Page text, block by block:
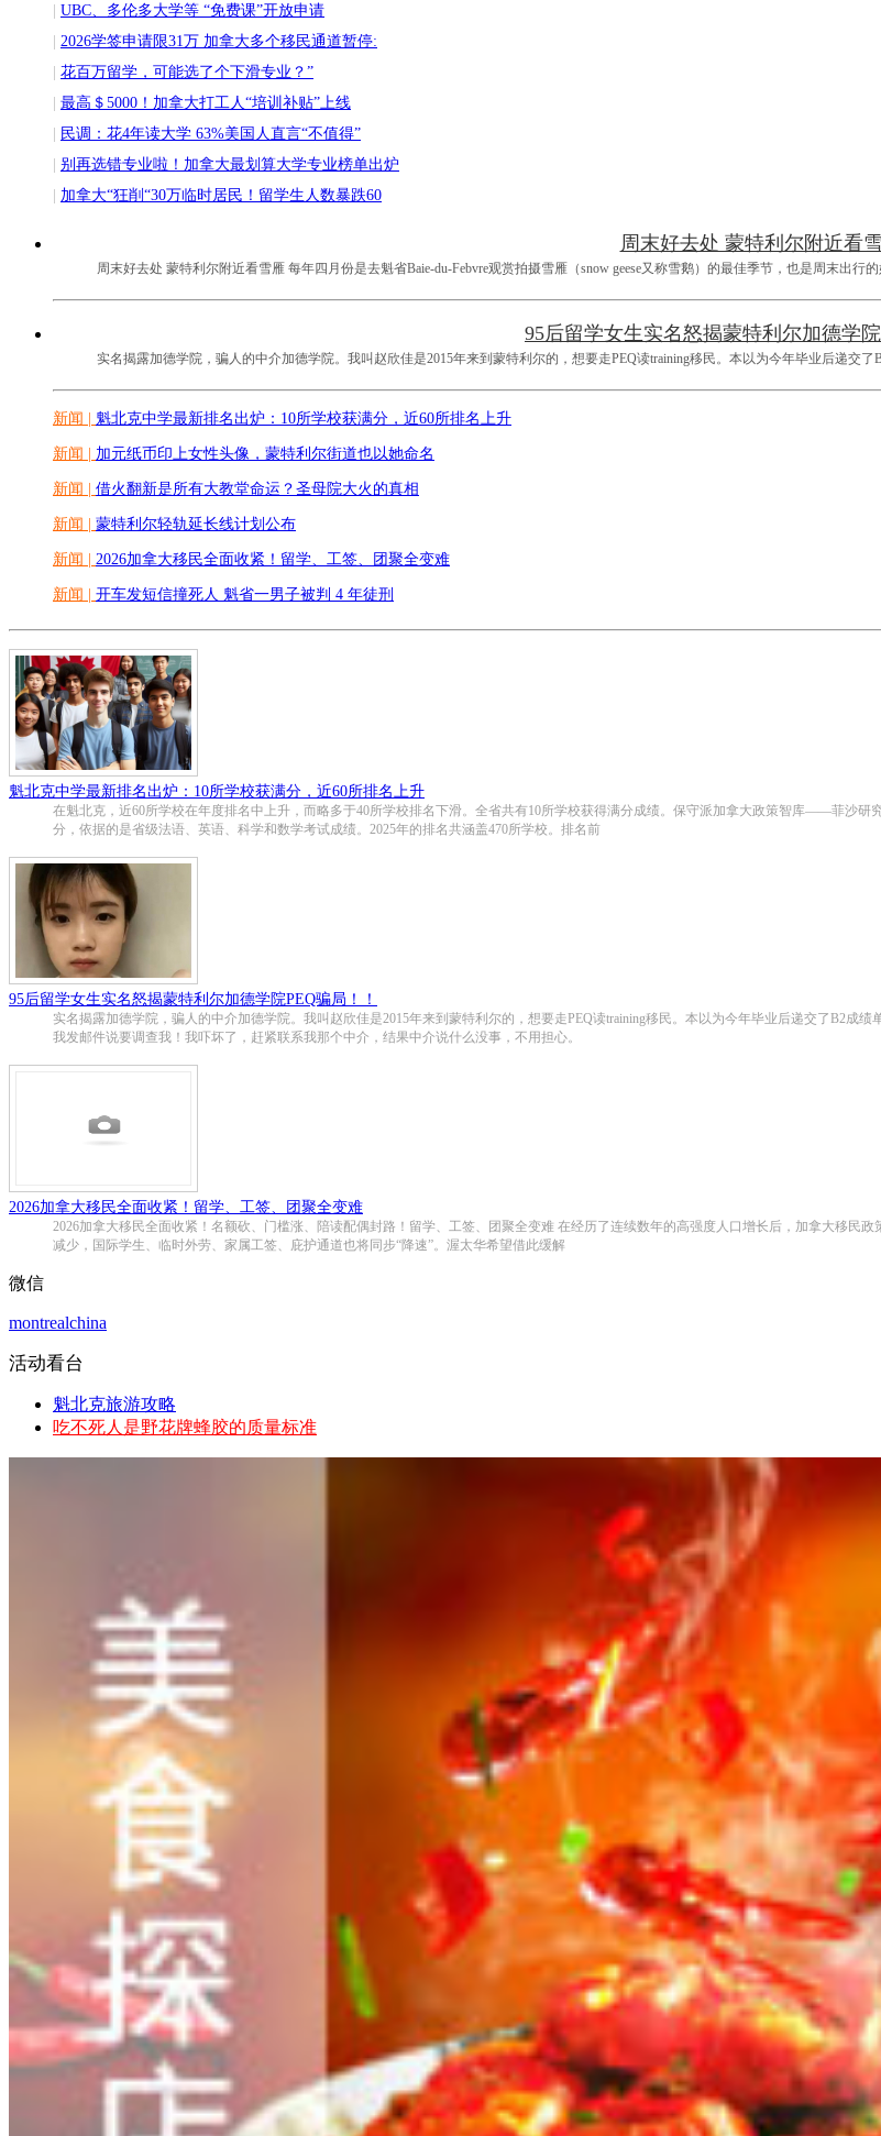
UBC、多伦多大学等 “免费课”开放申请
2026学签申请限31万 加拿大多个移民通道暂停:
花百万留学，可能选了个下滑专业？”
最高＄5000！加拿大打工人“培训补贴”上线
民调：花4年读大学 63%美国人直言“不值得”
别再选错专业啦！加拿大最划算大学专业榜单出炉
加拿大“狂削“30万临时居民！留学生人数暴跌60
周末好去处 蒙特利尔附近看
周末好去处 蒙特利尔附近看雪雁 每年四月份是去魁省Baie-du-Febvre观赏拍摄雪雁（snow geese又称雪鹅）的最佳季节，也是周末出
95后留学女生实名怒揭蒙特利尔加德学院
实名揭露加德学院，骗人的中介加德学院。我叫赵欣佳是2015年来到蒙特利尔的，想要走PEQ读training移民。本以为今年毕业后递交
新闻 | 魁北克中学最新排名出炉：10所学校获满分，近60所排名上升
新闻 | 加元纸币印上女性头像，蒙特利尔街道也以她命名
新闻 | 借火翻新是所有大教堂命运？圣母院大火的真相
新闻 | 蒙特利尔轻轨延长线计划公布
新闻 | 2026加拿大移民全面收紧！留学、工签、团聚全变难
新闻 | 开车发短信撞死人 魁省一男子被判 4 年徒刑
魁北克中学最新排名出炉：10所学校获满分，近60所排名上升
在魁北克，近60所学校在年度排名中上升，而略多于40所学校排名下滑。全省共有10所学校获得满分成绩。保守派加拿大政策智库——菲沙研
分，依据的是省级法语、英语、科学和数学考试成绩。2025年的排名共涵盖470所学校。排名前
95后留学女生实名怒揭蒙特利尔加德学院PEQ骗局！！
实名揭露加德学院，骗人的中介加德学院。我叫赵欣佳是2015年来到蒙特利尔的，想要走PEQ读training移民。本以为今年毕业后递交了B2成
我发邮件说要调查我！我吓坏了，赶紧联系我那个中介，结果中介说什么没事，不用担心。
2026加拿大移民全面收紧！留学、工签、团聚全变难
2026加拿大移民全面收紧！名额砍、门槛涨、陪读配偶封路！留学、工签、团聚全变难 在经历了连续数年的高强度人口增长后，加拿大移民
减少，国际学生、临时外劳、家属工签、庇护通道也将同步“降速”。渥太华希望借此缓解
微信
montrealchina
活动看台
魁北克旅游攻略
吃不死人是野花牌蜂胶的质量标准